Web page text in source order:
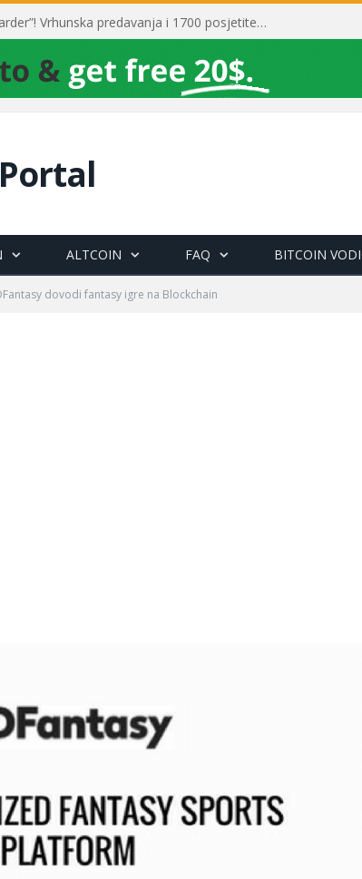
Toni Milun postao “milijarder”! Vrhunska predavanja i 1700 posjetitelja obilježili su mjesec financijske pismenosti
ALTCOIN FAQ BITCOIN
dovodi fantasy igre na Blockchain